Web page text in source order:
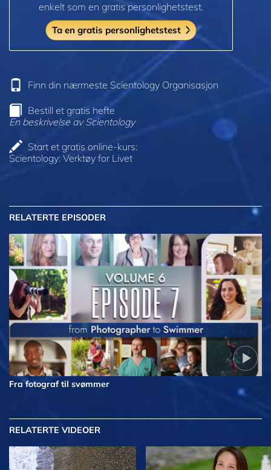
enkelt som en gratis personlighetstest.
Ta en gratis personlighetstest
Finn din nærmeste Scientology Organisasjon
Bestill et gratis hefte
En beskrivelse av Scientology
Start et gratis online-kurs:
Scientology: Verktøy for Livet
RELATERTE EPISODER
Fra fotograf til svømmer
RELATERTE VIDEOER